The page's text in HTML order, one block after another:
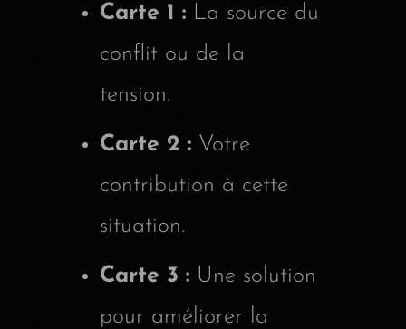
Carte 1 : La source du
conflit ou de la
tension.
Carte 2 : Votre
contribution à cette
situation.
Carte 3 : Une solution
pour améliorer la